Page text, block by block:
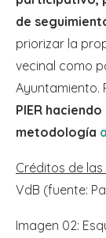
de
priorizar la
vecinal como
Ayuntamiento.
PIER haciendo
metodología
Créditos de las
VdB (fuente:
Imagen 02: